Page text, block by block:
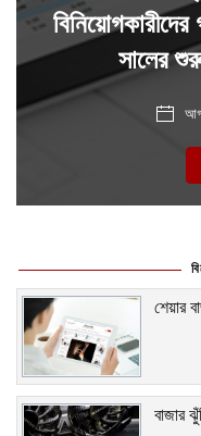
সালের
শেয়ার
বাজার